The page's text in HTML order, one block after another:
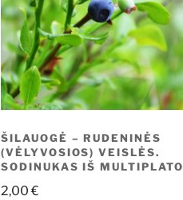
ŠILAUOGĖ – RUDENINĖS
(VĖLYVOSIOS) VEISLĖS.
SODINUKAS IŠ MULTIPLATO
2,00€